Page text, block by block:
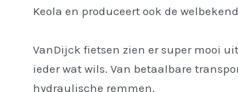
Keola en produceert ook de
VanDijck fietsen zien er super mooi
ieder wat wils. Van betaalbare
hydraulische remmen.